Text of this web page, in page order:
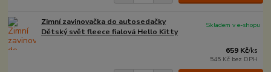
Zimní zavinovačka do autosedačky
Dětský svět fleece fialová Hello Kitty
659 Kč/ks
545 Kč bez DPH
Skladem v e-shopu